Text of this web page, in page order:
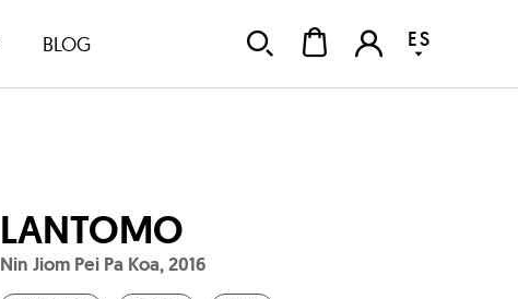
BLOG ES
LANTOMO
Nin Jiom Pei Pa Koa,2016